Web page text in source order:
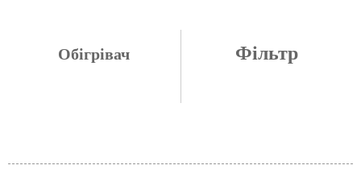
Обігрівач Фільтр